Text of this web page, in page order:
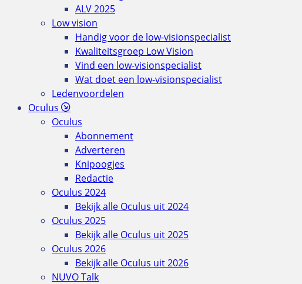
ALV 2025
Low vision
Handig voor de low-visionspecialist
Kwaliteitsgroep Low Vision
Vind een low-visionspecialist
Wat doet een low-visionspecialist
Ledenvoordelen
Oculus
Oculus
Abonnement
Adverteren
Knipoogjes
Redactie
Oculus 2024
Bekijk alle Oculus uit 2024
Oculus 2025
Bekijk alle Oculus uit 2025
Oculus 2026
Bekijk alle Oculus uit 2026
NUVO Talk